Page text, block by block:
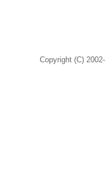
Copyright (C)